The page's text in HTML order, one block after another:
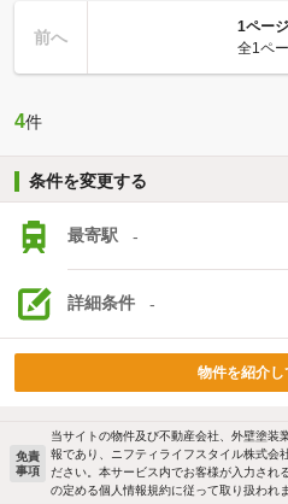
前へ
1ペー
全1ペ
4件
条件を変更する
最寄駅 -
詳細条件 -
物件を紹介し
免責
事項
当サイトの物件及び不動産会社、外壁塗装
報であり、ニフティライフスタイル株式会
ださい。本サービス内でお客様が入力され
の定める個人情報規約に従って取り扱われま